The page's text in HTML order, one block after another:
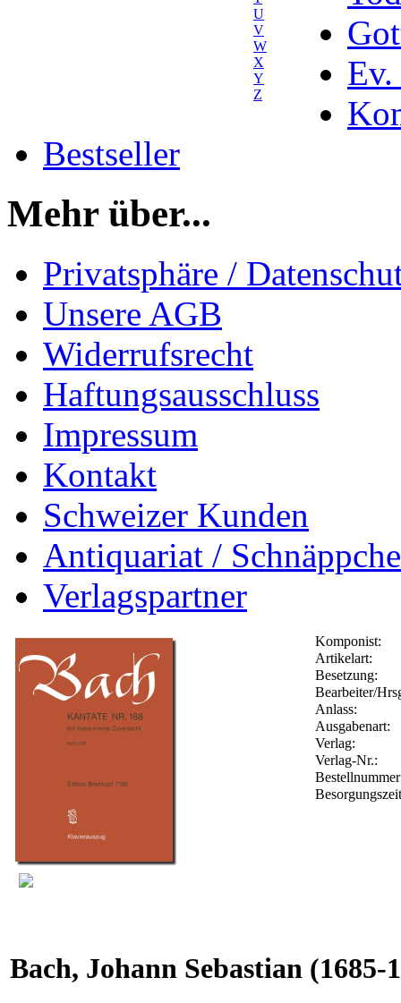
U
V
W
X
Y
Z
Ev.
Bestseller
Mehr über...
Privatsphäre /
Unsere AGB
Widerrufsrecht
Haftungsausschluss
Impressum
Kontakt
Schweizer Kunden
Antiquariat /
Verlagspartner
Komponist:
Artikelart:
Besetzung:
Bearbeiter/
Anlass:
Ausgabenart:
Verlag:
Verlag-Nr.:
Bach, Johann Sebastian (1685-